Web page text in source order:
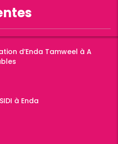
d’Enda Tamweel à A
à Enda